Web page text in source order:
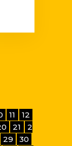
11
12
21
2
29
30